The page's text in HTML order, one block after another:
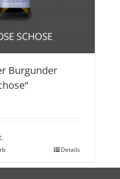
Burgunder
Details